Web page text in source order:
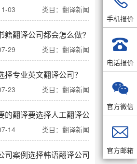
03 类目：翻译新闻
籍翻译公司都会怎么做?
29 类目：翻译新闻
择专业英文翻译公司？
23 类目：翻译新闻
的翻译要选择人工翻译公司
14 类目：翻译新闻
司案例选择韩语翻译公司
手机报价

电话报价

官方微信

官方邮箱